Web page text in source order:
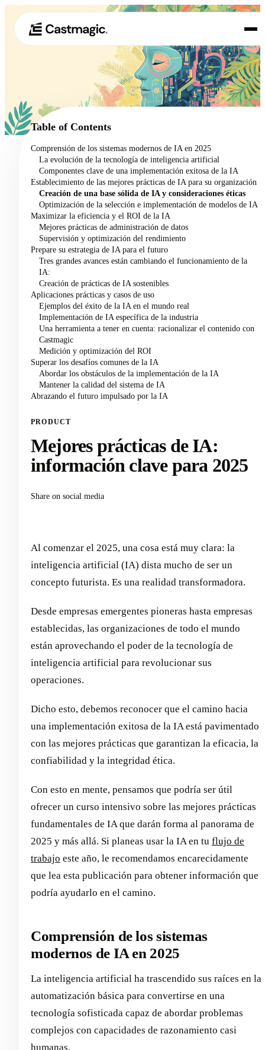
Producto
02 Casos de uso
Precios
Acerca de nosotros
Table of Contents
Comprensión de los sistemas modernos de IA en 2025
La evolución de la tecnología de inteligencia artificial
Componentes clave de una implementación exitosa de la IA
Establecimiento de las mejores prácticas de IA para su organización
Creación de una base sólida de IA y consideraciones éticas
Optimización de la selección e implementación de modelos de IA
Maximizar la eficiencia y el ROI de la IA
Mejores prácticas de administración de datos
Supervisión y optimización del rendimiento
Prepare su estrategia de IA para el futuro
Tres grandes avances están cambiando el funcionamiento de la
IA:
Creación de prácticas de IA sostenibles
Aplicaciones prácticas y casos de uso
Ejemplos del éxito de la IA en el mundo real
Implementación de IA específica de la industria
Una herramienta a tener en cuenta: racionalizar el contenido con
Castmagic
Medición y optimización del ROI
Superar los desafíos comunes de la IA
Abordar los obstáculos de la implementación de la IA
Mantener la calidad del sistema de IA
Abrazando el futuro impulsado por la IA
PRODUCT
Mejores prácticas de IA:
información clave para 2025
Share on social media
Al comenzar el 2025, una cosa está muy clara: la
inteligencia artificial (IA) dista mucho de ser un
concepto futurista. Es una realidad transformadora.
Desde empresas emergentes pioneras hasta empresas
establecidas, las organizaciones de todo el mundo
están aprovechando el poder de la tecnología de
inteligencia artificial para revolucionar sus
operaciones.
Dicho esto, debemos reconocer que el camino hacia
una implementación exitosa de la IA está pavimentado
con las mejores prácticas que garantizan la eficacia, la
confiabilidad y la integridad ética.
Con esto en mente, pensamos que podría ser útil
ofrecer un curso intensivo sobre las mejores prácticas
fundamentales de IA que darán forma al panorama de
2025 y más allá. Si planeas usar la IA en tu flujo de
trabajo este año, le recomendamos encarecidamente
que lea esta publicación para obtener información que
podría ayudarlo en el camino.
Comprensión de los sistemas
modernos de IA en 2025
La inteligencia artificial ha trascendido sus raíces en la
automatización básica para convertirse en una
tecnología sofisticada capaz de abordar problemas
complejos con capacidades de razonamiento casi
humanas.